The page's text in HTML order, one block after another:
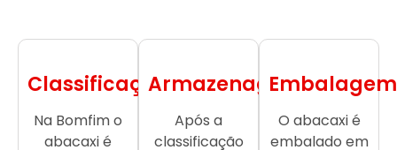
Classificação
Na Bomfim o
abacaxi é
Armazenagem
Após a
classificação
Embalagem
O abacaxi é
embalado em